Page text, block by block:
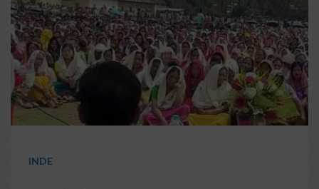
INDE